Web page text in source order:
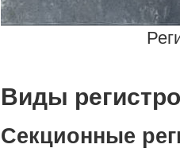
Виды
Секционные